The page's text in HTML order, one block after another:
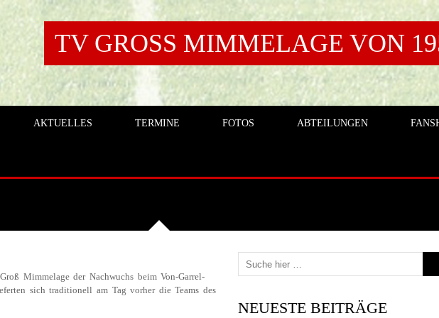
TV GROSS MIMMELAGE VON
AKTUELLES TERMINE FOTOS ABTEILUNGEN
INTERNES
Mimmelage der Nachwuchs beim Von-Garrel-
sich traditionell am Tag vorher die Teams des
NEUESTE BEITRÄGE